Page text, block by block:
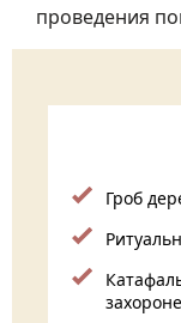
проведения
Гроб